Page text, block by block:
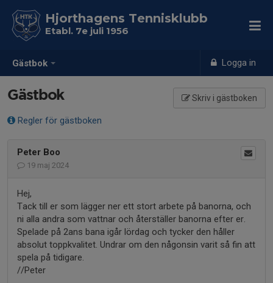
Gästbok Logga in
Hjorthagens Tennisklubb
Etabl. 7e juli 1956
Gästbok Skriv i gästboken
Regler för gästboken
Peter Boo
19 maj 2024
Hej,
Tack till er som lägger ner ett stort arbete på banorna, och
ni alla andra som vattnar och återställer banorna efter er.
Spelade på 2ans bana igår lördag och tycker den håller
absolut toppkvalitet. Undrar om den någonsin varit så fin att
spela på tidigare.
//Peter